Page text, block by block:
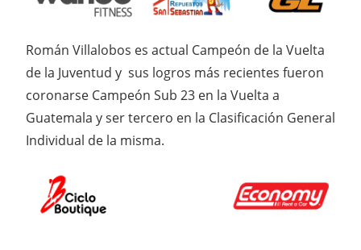
Román Villalobos es actual Campeón de la Vuelta
de la Juventud y sus logros más recientes fueron
coronarse Campeón Sub 23 en la Vuelta a
Guatemala y ser tercero en la Clasificación General
Individual de la misma.